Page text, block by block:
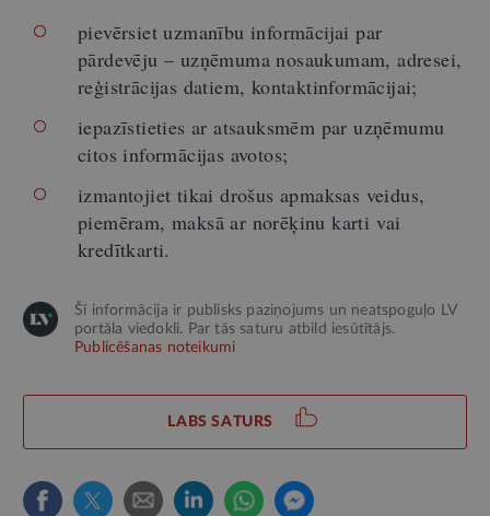
pievērsiet uzmanību informācijai par
pārdevēju – uzņēmuma nosaukumam, adresei,
reģistrācijas datiem, kontaktinformācijai;
iepazīstieties ar atsauksmēm par uzņēmumu
citos informācijas avotos;
izmantojiet tikai drošus apmaksas veidus,
piemēram, maksā ar norēķinu karti vai
kredītkarti.
Šī informācija ir publisks paziņojums un neatspoguļo LV
portāla viedokli. Par tās saturu atbild iesūtītājs.
Publicēšanas noteikumi
LABS SATURS